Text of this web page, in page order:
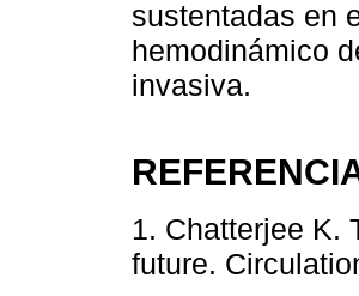
sustentadas en
hemodinámico
invasiva.
1. Chatterjee K.
future.